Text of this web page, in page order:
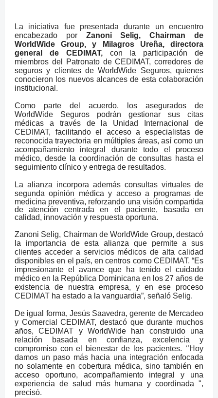
La iniciativa fue presentada durante un encuentro
encabezado porZanoni Selig, Chairman de
WorldWide Group, y Milagros Ureña, directora
general de CEDIMAT, con la participación
de
miembros del Patronato de CEDIMAT, corredores de
seguros y clientes de WorldWide Seguros, quienes
conocieron los nuevos alcances de esta colaboración
institucional.
Como parte del acuerdo, los asegurados de
WorldWide Seguros podrán gestionar sus citas
médicas a través de la Unidad Internacional de
CEDIMAT, facilitando el acceso a especialistas de
reconocida trayectoria en múltiples áreas, así como un
acompañamiento integral durante todo el proceso
médico, desde la coordinación de consultas hasta el
seguimiento clínico y entrega de resultados.
La alianza incorpora además consultas virtuales de
segunda opinión médica y acceso a programas de
medicina preventiva, reforzando una visión compartida
de atención centrada en el paciente, basada en
calidad, innovación y respuesta oportuna.
Zanoni Selig, Chairman de WorldWide Group, destacó
la importancia de esta alianza que permite a sus
clientes acceder a servicios médicos de alta calidad
disponibles en el país, en centros como CEDIMAT. “Es
impresionante el avance que ha tenido el cuidado
médico en la República Dominicana en los 27 años de
existencia de nuestra empresa, y en ese proceso
CEDIMAT ha estado a la vanguardia”, señaló Selig.
De igual forma, Jesús Saavedra, gerente de Mercadeo
y Comercial CEDIMAT, destacó que durante muchos
años, CEDIMAT y WorldWide han construido una
relación basada en confianza, excelencia y
compromiso con el bienestar de los pacientes. ‘’Hoy
damos un paso más hacia una integración enfocada
no solamente en cobertura médica, sino también en
acceso oportuno, acompañamiento integral y una
experiencia de salud más humana y coordinada ",
precisó.